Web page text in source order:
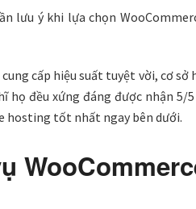
lưu ý khi lựa chọn
cấp hiệu suất tuyệt vời, cơ
đều xứng đáng được nhận 5/
hosting tốt nhất ngay bên dưới.